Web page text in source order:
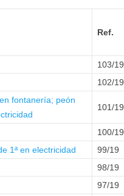
Ref.
103/19
102/19
fontanería; peón
101/19
100/19
1ª en electricidad
99/19
98/19
97/19